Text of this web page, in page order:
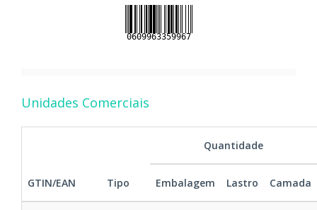
Unidades Comerciais
GTIN/EAN Tipo
Quantidade
Embalagem Lastro Camada